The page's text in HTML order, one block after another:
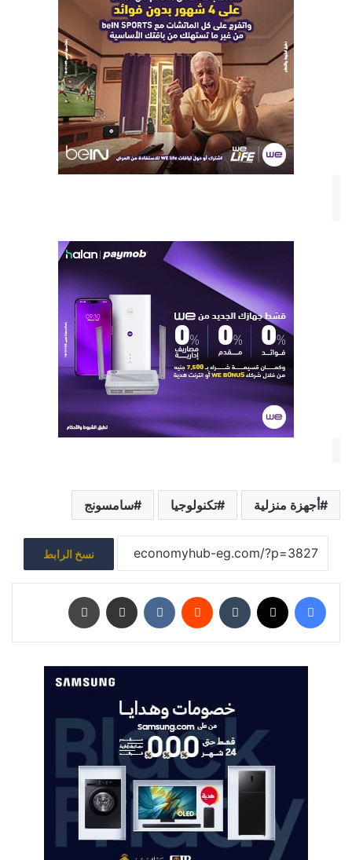
أجهزة منزلية تكنولوجيا سامسونج
نسخ الرابط